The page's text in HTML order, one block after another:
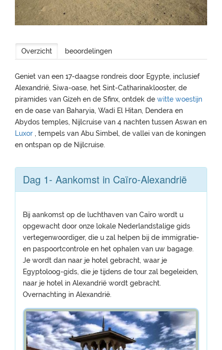
Overzicht beoordelingen
Geniet van een 17-daagse rondreis door Egypte, inclusief
Alexandrië, Siwa-oase, het Sint-Catharinaklooster, de
piramides van Gizeh en de Sfinx, ontdek de witte woestijn
en de oase van Baharyia, Wadi El Hitan, Dendera en
Abydos temples, Nijlcruise van 4 nachten tussen Aswan en
Luxor , tempels van Abu Simbel, de vallei van de koningen
en ontspan op de Nijlcruise.
Dag 1- Aankomst in Caïro-Alexandrië
Bij aankomst op de luchthaven van Caïro wordt u
opgewacht door onze lokale Nederlandstalige gids
vertegenwoordiger, die u zal helpen bij de immigratie-
en paspoortcontrole en het ophalen van uw bagage.
Je wordt dan naar je hotel gebracht, waar je
Egyptoloog-gids, die je tijdens de tour zal begeleiden,
naar je hotel in Alexandrië wordt gebracht.
Overnachting in Alexandrië.